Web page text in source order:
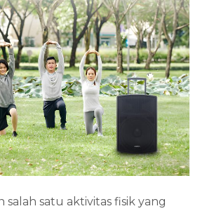
satu aktivitas fisik yang